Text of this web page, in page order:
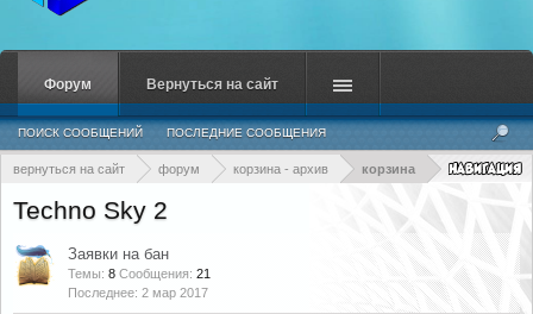
вернуться на сайт форум корзина - архив корзина
Techno Sky 2
Заявки на бан
Темы: 8 Сообщения: 21
2 мар 2017
Форум
ПОИСК СООБЩЕНИЙ ПОСЛЕДНИЕ СООБЩЕНИЯ
Вернуться на сайт